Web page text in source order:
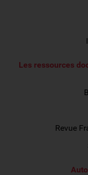
Les ressources
Revue